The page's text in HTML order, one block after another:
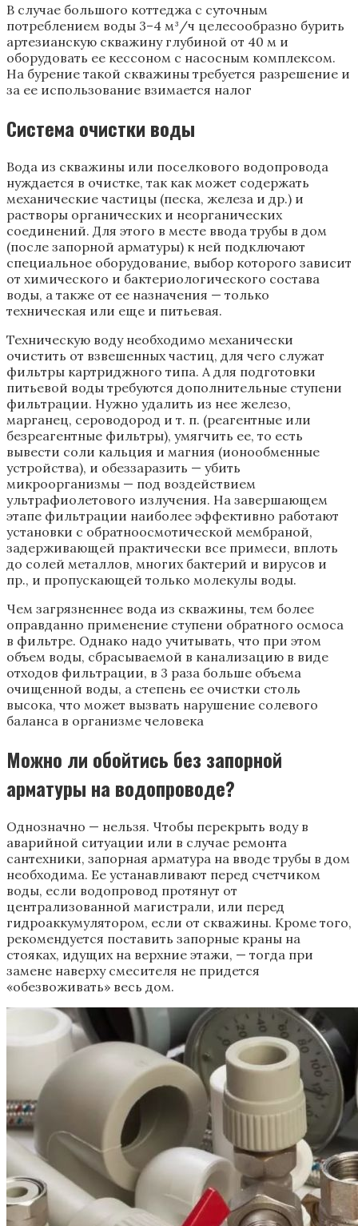
В случае большого коттеджа с суточным
потреблением воды 3–4 м³/ч целесообразно бурить
артезианскую скважину глубиной от 40 м и
оборудовать ее кессоном с насосным комплексом.
На бурение такой скважины требуется разрешение и
за ее использование взимается налог
Система очистки воды
Вода из скважины или поселкового водопровода
нуждается в очистке, так как может содержать
механические частицы (песка, железа и др.) и
растворы органических и неорганических
соединений. Для этого в месте ввода трубы в дом
(после запорной арматуры) к ней подключают
специальное оборудование, выбор которого зависит
от химического и бактериологического состава
воды, а также от ее назначения — только
техническая или еще и питьевая.
Техническую воду необходимо механически
очистить от взвешенных частиц, для чего служат
фильтры картриджного типа. А для подготовки
питьевой воды требуются дополнительные ступени
фильтрации. Нужно удалить из нее железо,
марганец, сероводород и т. п. (реагентные или
безреагентные фильтры), умягчить ее, то есть
вывести соли кальция и магния (ионообменные
устройства), и обеззаразить — убить
микроорганизмы — под воздействием
ультрафиолетового излучения. На завершающем
этапе фильтрации наиболее эффективно работают
установки с обратноосмотической мембраной,
задерживающей практически все примеси, вплоть
до солей металлов, многих бактерий и вирусов и
пр., и пропускающей только молекулы воды.
Чем загрязненнее вода из скважины, тем более
оправданно применение ступени обратного осмоса
в фильтре. Однако надо учитывать, что при этом
объем воды, сбрасываемой в канализацию в виде
отходов фильтрации, в 3 раза больше объема
очищенной воды, а степень ее очистки столь
высока, что может вызвать нарушение солевого
баланса в организме человека
Можно ли обойтись без запорной
арматуры на водопроводе?
Однозначно — нельзя. Чтобы перекрыть воду в
аварийной ситуации или в случае ремонта
сантехники, запорная арматура на вводе трубы в дом
необходима. Ее устанавливают перед счетчиком
воды, если водопровод протянут от
централизованной магистрали, или перед
гидроаккумулятором, если от скважины. Кроме того,
рекомендуется поставить запорные краны на
стояках, идущих на верхние этажи, — тогда при
замене наверху смесителя не придется
«обезвоживать» весь дом.